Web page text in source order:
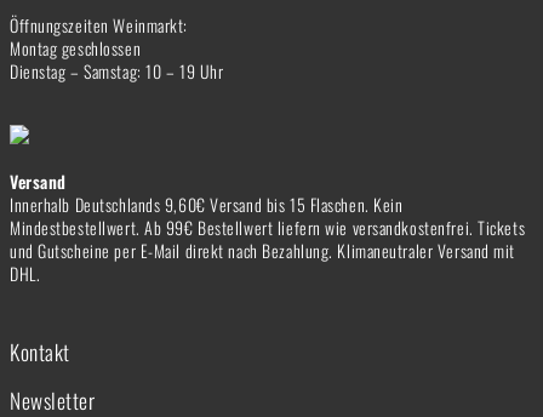
Öffnungszeiten Weinmarkt:
Montag geschlossen
Dienstag – Samstag: 10 – 19 Uhr
Versand
Innerhalb Deutschlands 9,60€ Versand bis 15 Flaschen. Kein
Mindestbestellwert. Ab 99€ Bestellwert liefern wie versandkostenfrei. Tickets
und Gutscheine per E-Mail direkt nach Bezahlung. Klimaneutraler Versand mit
DHL.
Kontakt
Newsletter